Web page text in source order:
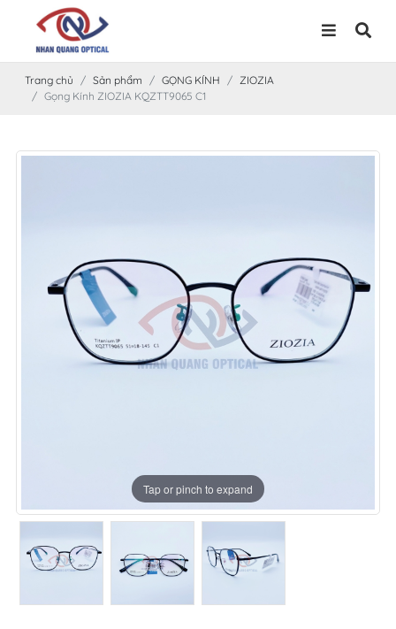
Trang chủ Sản phẩm GỌNG KÍNH
ZIOZIA
Gọng Kính ZIOZIA KQZTT9065 C1
Tap or pinch to expand
Tap or pinch to expand
Tap or pinch to expand